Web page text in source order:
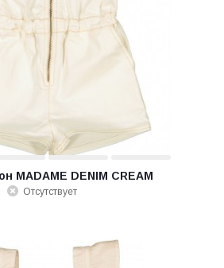
MADAME DENIM CREAM
Отсутствует